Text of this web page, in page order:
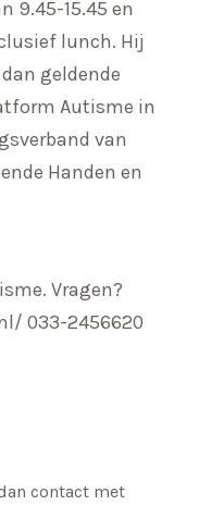
9.45-15.45 en
lunch. Hij
geldende
Autisme in
van
Handen en
Vragen?
033-2456620
contact met